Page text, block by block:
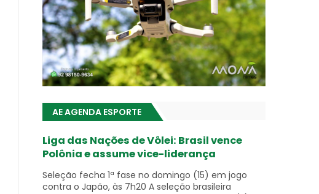
AE AGENDA ESPORTE
Liga das Nações de Vôlei: Brasil vence
Polônia e assume vice-liderança
Seleção fecha 1ª fase no domingo (15) em jogo
contra o Japão, às 7h20 A seleção brasileira